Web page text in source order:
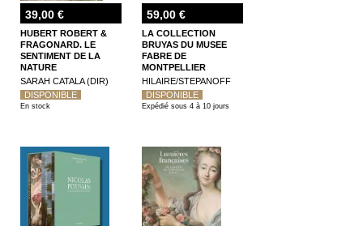
39,00 €
HUBERT ROBERT &
FRAGONARD. LE
SENTIMENT DE LA
NATURE
SARAH CATALA (DIR)
DISPONIBLE
En stock
59,00 €
LA COLLECTION
BRUYAS DU MUSEE
FABRE DE
MONTPELLIER
HILAIRE/STEPANOFF
DISPONIBLE
Expédié sous 4 à 10 jours